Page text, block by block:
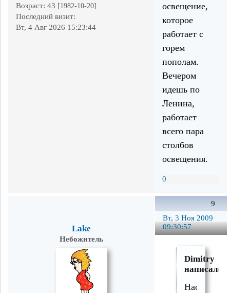
Возраст: 43 [1982-10-20]
Последний визит:
Вт, 4 Авг 2026 15:23:44
освещение,
которое
работает с
горем
пополам.
Вечером
идешь по
Ленина,
работает
всего пара
столбов
освещения.
0
9
Вт, 3 Ноя 2009
09:30:57
Lake
Небожитель
Dimitry
Насколько